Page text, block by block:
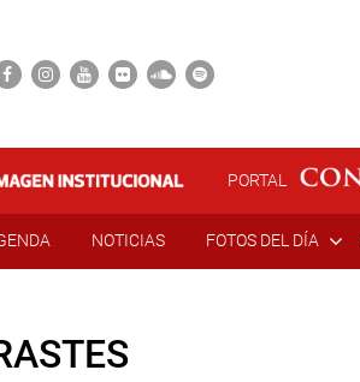
PORTAL
NOTICIAS FOTOS DEL DÍA